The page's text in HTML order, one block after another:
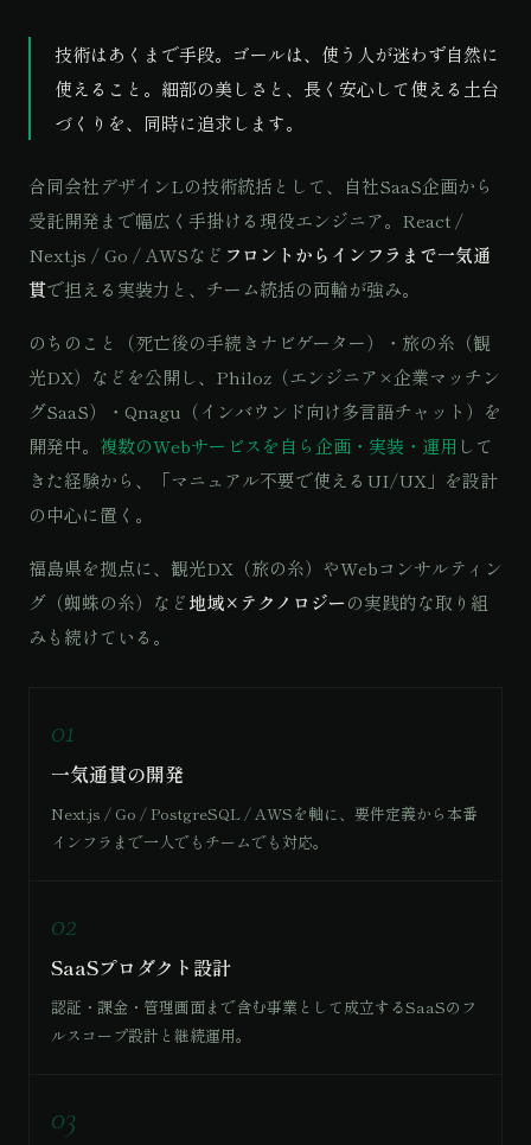
技術はあくまで手段。ゴールは、使う人が迷わず自然に
使えること。細部の美しさと、長く安心して使える土台
づくりを、同時に追求します。
合同会社デザインLの技術統括として、自社SaaS企画から
受託開発まで幅広く手掛ける現役エンジニア。React /
Next.js / Go / AWSなど フロントからインフラまで一気通
貫で担える実装力と、チーム統括の両輪が強み。
のちのこと（死亡後の手続きナビゲーター）・旅の糸（観
光DX）などを公開し、Philoz（エンジニア×企業マッチン
グSaaS）・Qnagu（インバウンド向け多言語チャット）を
開発中。 複数のWebサービスを自ら企画・実装・運用 して
きた経験から、「マニュアル不要で使えるUI/UX」を設計
の中心に置く。
福島県を拠点に、観光DX（旅の糸）やWebコンサルティン
グ（蜘蛛の糸）など地域×テクノロジーの実践的な取り組
みも続けている。
01
一気通貫の開発
Next.js / Go / PostgreSQL / AWSを軸に、要件定義から本番
インフラまで一人でもチームでも対応。
02
SaaSプロダクト設計
認証・課金・管理画面まで含む事業として成立するSaaSのフ
ルスコープ設計と継続運用。
03